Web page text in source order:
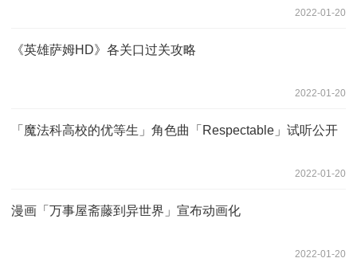
2022-01-20
《英雄萨姆HD》各关口过关攻略
2022-01-20
「魔法科高校的优等生」角色曲「Respectable」试听公开
2022-01-20
漫画「万事屋斋藤到异世界」宣布动画化
2022-01-20